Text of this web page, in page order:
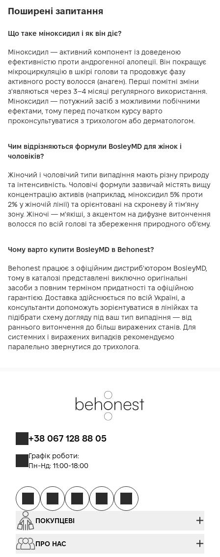
Поширені запитання
Що таке міноксидил і як він діє?
Міноксидил — активний компонент із доведеною
ефективністю проти андрогенної алопеції. Він покращує
мікроциркуляцію в шкірі голови та продовжує фазу
активного росту волосся (анаген). Перші помітні зміни
з'являються через 3–4 місяці регулярного використання.
Міноксидил — потужний засіб з можливими побічними
ефектами, тому перед початком курсу варто
проконсультуватися з трихологом або дерматологом.
Чим відрізняються формули BosleyMD для жінок і
чоловіків?
Жіночий і чоловічий типи випадіння мають різну природу
та інтенсивність. Чоловічі формули зазвичай містять вищу
концентрацію активів (наприклад, міноксидил 5% проти
2% у жіночій лінії) та орієнтовані на скроневу й тімʼяну
зону. Жіночі — м'якіші, з акцентом на дифузне витончення
волосся по всій голові та збереження природного об'єму.
Чому варто купити BosleyMD в Behonest?
Behonest працює з офіційним дистриб'ютором BosleyMD,
тому в каталозі представлені виключно оригінальні
засоби з повним терміном придатності та офіційною
гарантією. Доставка здійснюється по всій Україні, а
консультанти допоможуть зорієнтуватися в лінійках та
підібрати схему догляду під ваш тип випадіння — від
раннього витончення до більш виражених станів. Для
системних і виражених випадків рекомендуємо
паралельно звернутися до трихолога.
+38 067 128 88 05
Графік роботи:
Пн-Нд: 11:00-18:00
ПОКУПЦЕВІ
ПРО НАС